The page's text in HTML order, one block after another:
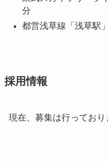
分
都営浅草線「浅草駅
採用情報
現在、募集は行っており